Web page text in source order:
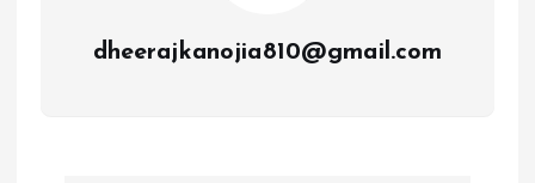
dheerajkanojia810@gmail.com